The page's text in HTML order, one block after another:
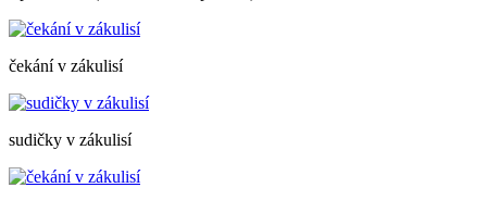
čekání v zákulisí
sudičky v zákulisí